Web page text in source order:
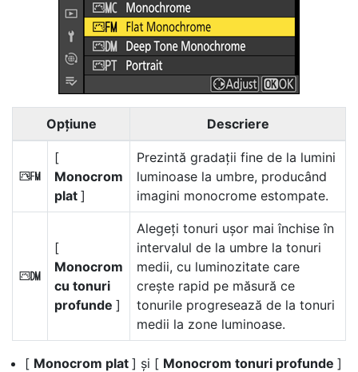
Opţiune Descriere
2
[
Monocrom
plat ]
Prezintă gradații fine de la lumini
luminoase la umbre, producând
imagini monocrome estompate.
3
[
Monocrom
cu tonuri
profunde ]
Alegeți tonuri ușor mai închise în
intervalul de la umbre la tonuri
medii, cu luminozitate care
crește rapid pe măsură ce
tonurile progresează de la tonuri
medii la zone luminoase.
[ Monocrom plat ] și [ Monocrom tonuri profunde ]